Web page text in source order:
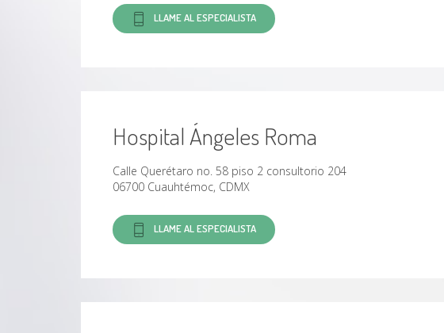
autor principal de numerosos trabajos
de investigación
premios
de investigación e innovación
LLAME AL ESPECIALISTA
Hospital Ángeles Roma
Calle Querétaro no. 58 piso 2 consultorio 204
06700 Cuauhtémoc, CDMX
LLAME AL ESPECIALISTA